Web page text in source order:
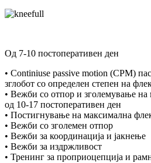
Од 7-10 постоперативен ден
• Continiuse passive motion (CPM)
зглобот со определен степен на
• Вежби со отпор и зголемување на
од 10-17 постоперативен ден
• Постигнување на максимална
• Вежби со зголемен отпор
• Вежби за координација и јакнење
• Вежби за издржливост
• Тренинг за проприоцепција и